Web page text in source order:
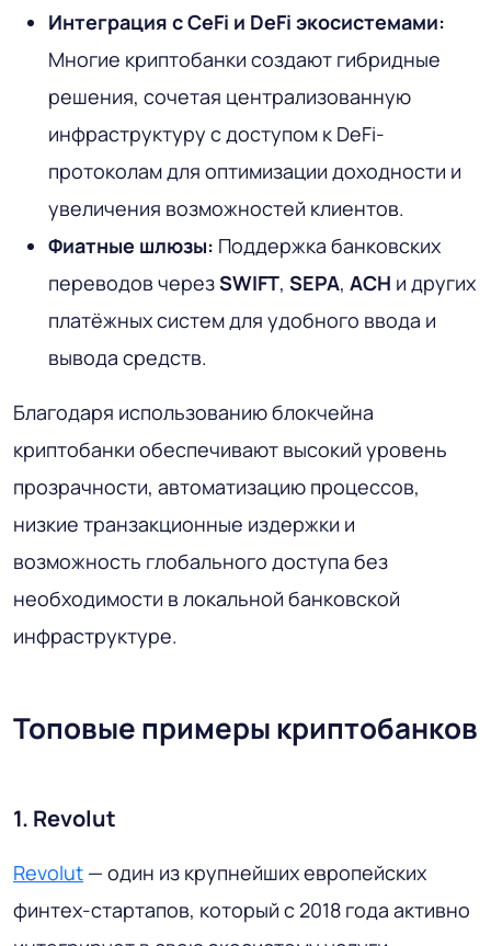
Интеграция с CeFi и DeFi экосистемами:
Многие криптобанки создают гибридные
решения, сочетая централизованную
инфраструктуру с доступом к DeFi-
протоколам для оптимизации доходности и
увеличения возможностей клиентов.
Фиатные шлюзы: Поддержка банковских
переводов черезSWIFT, SEPA, ACH и других
платёжных систем для удобного ввода и
вывода средств.
Благодаря использованию блокчейна
криптобанки обеспечивают высокий уровень
прозрачности, автоматизацию процессов,
низкие транзакционные издержки и
возможность глобального доступа без
необходимости в локальной банковской
инфраструктуре.
Топовые примеры криптобанков
1. Revolut
Revolut — один из крупнейших европейских
финтех-стартапов, который с 2018 года активно